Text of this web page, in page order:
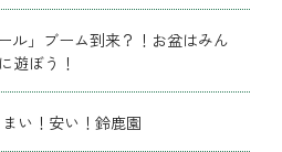
ル」ブーム到来？！お盆はみん
遊ぼう！
い！安い！鈴鹿園